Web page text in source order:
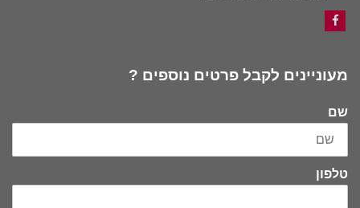
מעוניינים לקבל פרטים נוספים ?
שם
טלפון